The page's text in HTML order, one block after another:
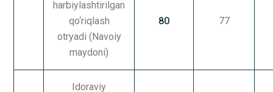
harbiylashtirilgan
qo‘riqlash
otryadi (Navoiy
maydoni)
80 77
Idoraviy